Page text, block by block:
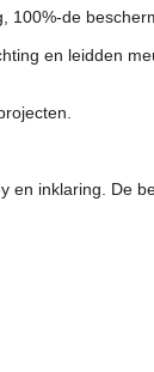
100%-de
en leidden
en inklaring. De